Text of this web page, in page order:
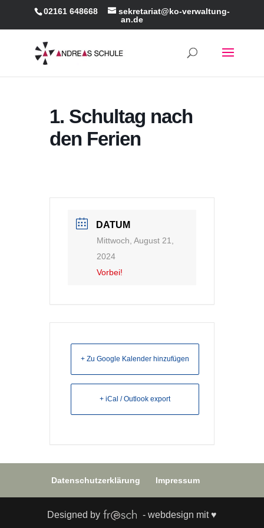
02161 648668
sekretariat@ko-verwaltung-
an.de
1. Schultag nach
den Ferien
DATUM
Mittwoch, August 21,
2024
Vorbei!
+ Zu Google Kalender hinzufügen
+ iCal / Outlook export
Datenschutzerklärung Impressum
Designed by - webdesign mit ♥